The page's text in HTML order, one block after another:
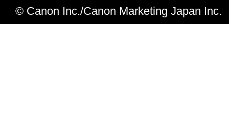
© Canon Inc./Canon Marketing Japan Inc.